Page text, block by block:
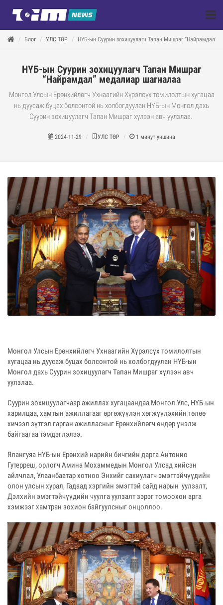
Блог УЛС ТӨР НҮБ-ын Суурин зохицуулагч Тапан Мишраг “Найрамдал”
НҮБ-ын Суурин зохицуулагч Тапан Мишраг
“Найрамдал” медалиар шагналаа
​​​​​​​Монгол Улсын Ерөнхийлөгч Ухнаагийн Хүрэлсүх томилолтын хугацаа
нь дуусаж буцах болсонтой нь холбогдуулан НҮБ-ын Монгол дахь
Суурин зохицуулагч Тапан Мишраг хүлээн авч уулзлаа.
2024-11-29 УЛС ТӨР 1 минут уншина
Монгол Улсын Ерөнхийлөгч Ухнаагийн Хүрэлсүх томилолтын
хугацаа нь дуусаж буцах болсонтой нь холбогдуулан НҮБ-ын
Монгол дахь Суурин зохицуулагч Тапан Мишраг хүлээн авч
уулзлаа.
Суурин зохицуулагчаар ажиллах хугацаандаа Монгол Улс, НҮБ-ын
харилцаа, хамтын ажиллагааг өргөжүүлэн хөгжүүлэхийн төлөө
хичээл зүтгэл гарган ажилласныг Ерөнхийлөгч өндөр үнэлж
байгаагаа тэмдэглэлээ.
Ялангуяа НҮБ-ын Ерөнхий нарийн бичгийн дарга Антонио
Гутерреш, орлогч Амина Мохаммедын Монгол Улсад хийсэн
айлчлал, Улаанбаатар хотноо Энхийг сахиулагч эмэгтэйчүүдийн
олон улсын хурал, Гадаад хэргийн эмэгтэй сайд нарын уулзалт,
Дэлхийн эмэгтэйчүүдийн чуулга уулзалт зэрэг томоохон арга
хэмжээг хамтран зохион байгуулсныг онцоллоо.